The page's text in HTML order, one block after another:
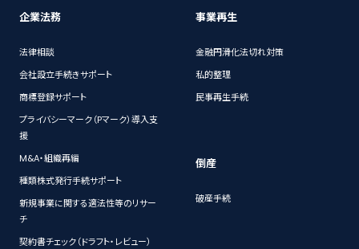
企業法務
法律相談
会社設立手続きサポート
商標登録サポート
プライバシーマーク（Pマーク）導入支
援
M&A・組織再編
種類株式発行手続サポート
新規事業に関する適法性等のリサー
チ
契約書チェック（ドラフト・レビュー）
事業再生
金融円滑化法切れ対策
私的整理
民事再生手続
倒産
破産手続